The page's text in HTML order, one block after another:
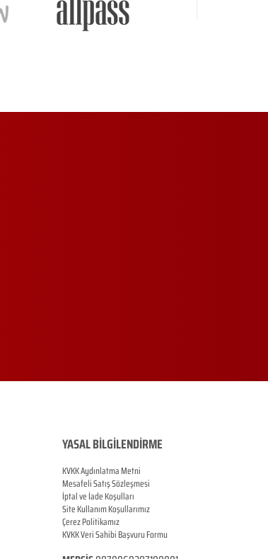
YASAL BİLGİLENDİRME
KVKK Aydınlatma Metni
Mesafeli Satış Sözleşmesi
İptal ve İade Koşulları
Site Kullanım Koşullarımız
Çerez Politikamız
KVKK Veri Sahibi Başvuru Formu